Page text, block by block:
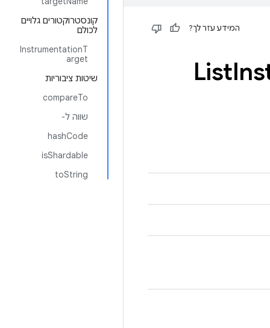
קונסטרוקטורים גלויים
לכולם
InstrumentationT
arget
שיטות ציבוריות
compareTo
שווה ל-
hashCode
isShardable
toString
המידע עזר לך?
List